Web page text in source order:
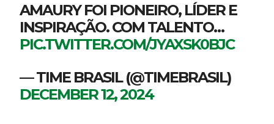
AMAURY FOI PIONEIRO, LÍDER E
INSPIRAÇÃO. COM TALENTO…
PIC.TWITTER.COM/JYAXSK0BJC
— TIME BRASIL (@TIMEBRASIL)
DECEMBER 12, 2024